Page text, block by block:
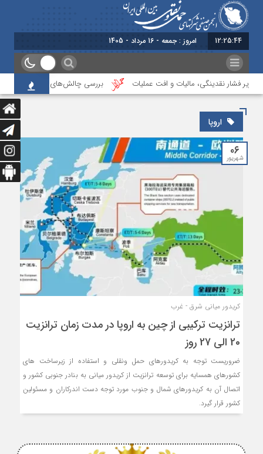
12:25:44 امروز : جمعه - 16 مرداد - 1405
فشار نقدینگی، مالیات و افت عملیات بررسی چالش‌های حمل ونقل کالا
اروپا
۰۶
شهریور
کریدور میانی شرق - غرب
ترانزیت ترکیبی از چین به اروپا در مدت زمان ترانزیت
20 الی 27 روز
ضروریست توجه به کریدورهای حمل ونقلی و استفاده از زیرساخت های
کشورهای همسایه برای توسعه ترانزیت از کریدور میانی به بنادر جنوبی کشور و
اتصال آن به کریدورهای شمال و جنوب مورد توجه دست اندرکاران و مسئولین
کشور قرار گیرد.